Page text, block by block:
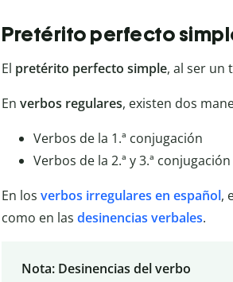
Pretérito perfecto
El pretérito perfecto simple, al ser un
En verbos regulares, existen dos
Verbos de la 1.ª conjugación
Verbos de la 2.ª y 3.ª conjugación
En los verbos irregulares en español,
como en las desinencias verbales.
Nota: Desinencias del verbo